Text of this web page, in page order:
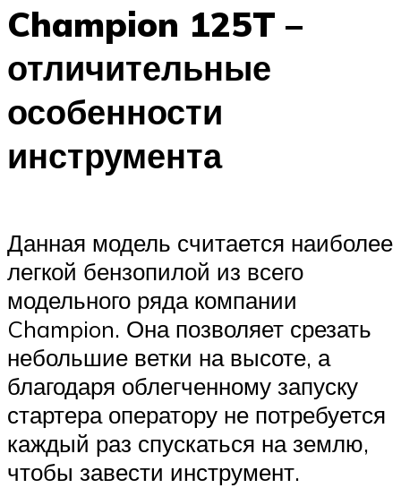
Champion 125T –
отличительные
особенности
инструмента
Данная модель считается наиболее
легкой бензопилой из всего
модельного ряда компании
Champion. Она позволяет срезать
небольшие ветки на высоте, а
благодаря облегченному запуску
стартера оператору не потребуется
каждый раз спускаться на землю,
чтобы завести инструмент.